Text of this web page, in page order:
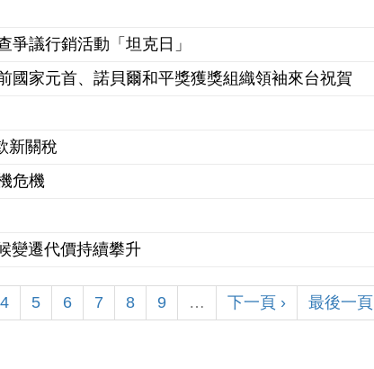
爭議行銷活動「坦克日」
國家元首、諾貝爾和平獎獲獎組織領袖來台祝賀
新關稅
危機
變遷代價持續攀升
4 5 6 7 8 9 … 下一頁 › 最後一